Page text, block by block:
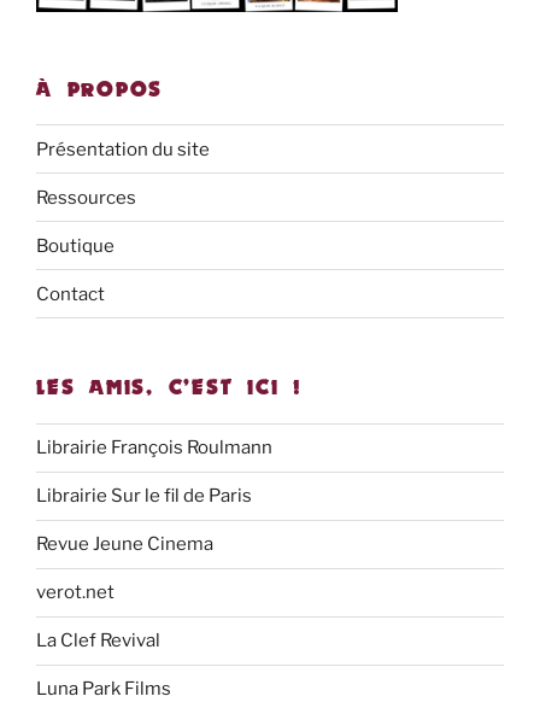
À PROPOS
Présentation du site
Ressources
Boutique
Contact
LES AMIS, C’EST ICI !
Librairie François Roulmann
Librairie Sur le fil de Paris
Revue Jeune Cinema
verot.net
La Clef Revival
Luna Park Films